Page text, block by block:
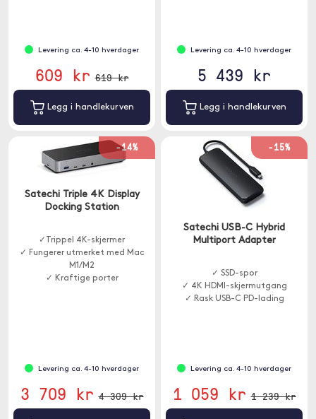
Levering ca. 4-10 hverdager
609 kr 619 kr
Legg i handlekurven
Levering ca. 4-10 hverdager
5 439 kr
Legg i handlekurven
-14%
Satechi Triple 4K Display
Docking Station
✓Trippel 4K-skjermer
✓ Fungerer utmerket med Mac
M1/M2
✓ Kraftige porter
Levering ca. 4-10 hverdager
3 709 kr 4 309 kr
-15%
Satechi USB-C Hybrid
Multiport Adapter
✓ SSD-spor
✓ 4K HDMI-skjermutgang
✓ Rask USB-C PD-lading
Levering ca. 4-10 hverdager
1 059 kr 1 239 kr